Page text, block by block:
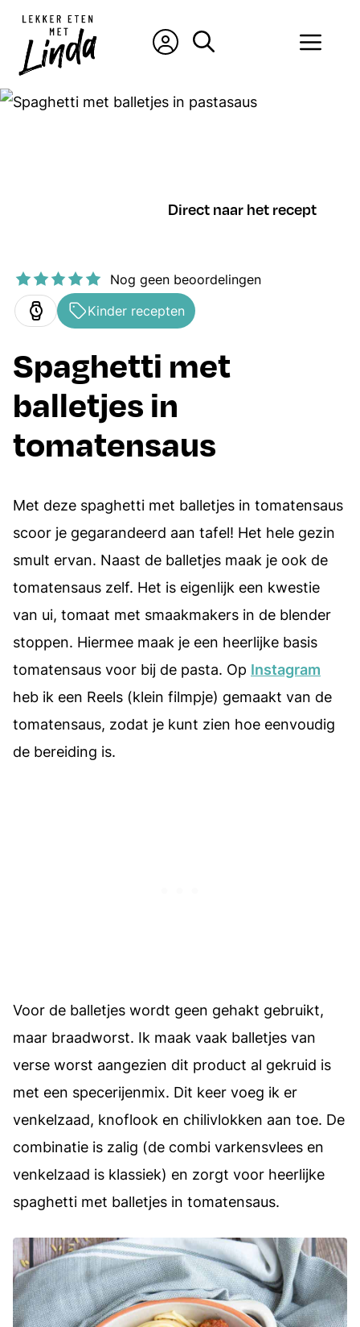
naar
inhoud
Direct naar het recept
Nog geen beoordelingen
Kinder recepten
Spaghetti met
balletjes in
tomatensaus
Met deze spaghetti met balletjes in tomatensaus
scoor je gegarandeerd aan tafel! Het hele gezin
smult ervan. Naast de balletjes maak je ook de
tomatensaus zelf. Het is eigenlijk een kwestie
van ui, tomaat met smaakmakers in de blender
stoppen. Hiermee maak je een heerlijke basis
tomatensaus voor bij de pasta. Op Instagram
heb ik een Reels (klein filmpje) gemaakt van de
tomatensaus, zodat je kunt zien hoe eenvoudig
de bereiding is.
Voor de balletjes wordt geen gehakt gebruikt,
maar braadworst. Ik maak vaak balletjes van
verse worst aangezien dit product al gekruid is
met een specerijenmix. Dit keer voeg ik er
venkelzaad, knoflook en chilivlokken aan toe. De
combinatie is zalig (de combi varkensvlees en
venkelzaad is klassiek) en zorgt voor heerlijke
spaghetti met balletjes in tomatensaus.